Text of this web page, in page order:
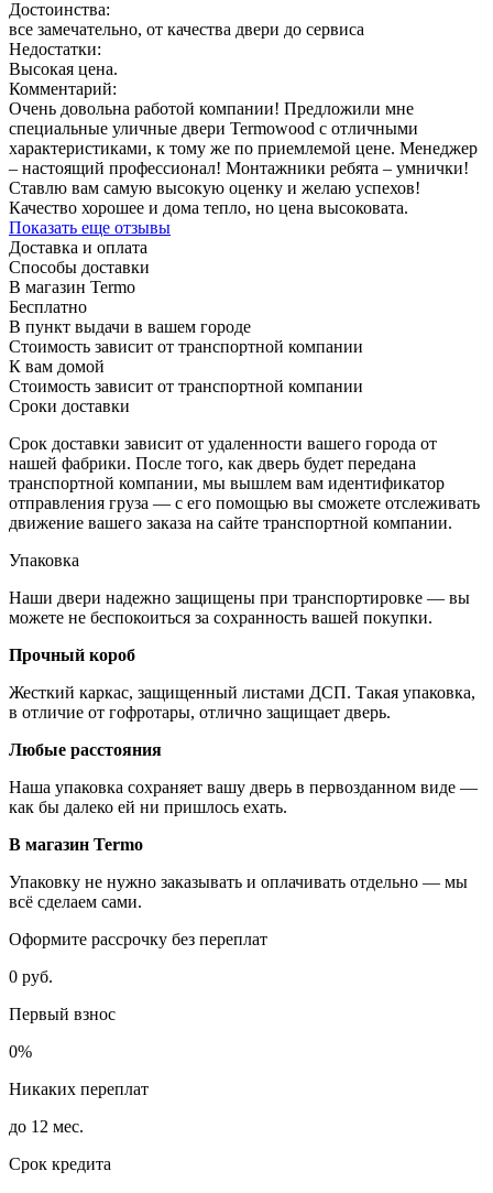
Достоинства:
все замечательно, от качества двери до сервиса
Недостатки:
Высокая цена.
Комментарий:
Очень довольна работой компании! Предложили мне
специальные уличные двери Termowood с отличными
характеристиками, к тому же по приемлемой цене. Менеджер
– настоящий профессионал! Монтажники ребята – умнички!
Ставлю вам самую высокую оценку и желаю успехов!
Качество хорошее и дома тепло, но цена высоковата.
Показать еще отзывы
Доставка и оплата
Способы доставки
В магазин Termo
Бесплатно
В пункт выдачи в вашем городе
Стоимость зависит от транспортной компании
К вам домой
Стоимость зависит от транспортной компании
Сроки доставки
Срок доставки зависит от удаленности вашего города от
нашей фабрики. После того, как дверь будет передана
транспортной компании, мы вышлем вам идентификатор
отправления груза — с его помощью вы сможете отслеживать
движение вашего заказа на сайте транспортной компании.
Упаковка
Наши двери надежно защищены при транспортировке — вы
можете не беспокоиться за сохранность вашей покупки.
Прочный короб
Жесткий каркас, защищенный листами ДСП. Такая упаковка,
в отличие от гофротары, отлично защищает дверь.
Любые расстояния
Наша упаковка сохраняет вашу дверь в первозданном виде —
как бы далеко ей ни пришлось ехать.
В магазин Termo
Упаковку не нужно заказывать и оплачивать отдельно — мы
всё сделаем сами.
Оформите рассрочку без переплат
0 руб.
Первый взнос
0%
Никаких переплат
до 12 мес.
Срок кредита